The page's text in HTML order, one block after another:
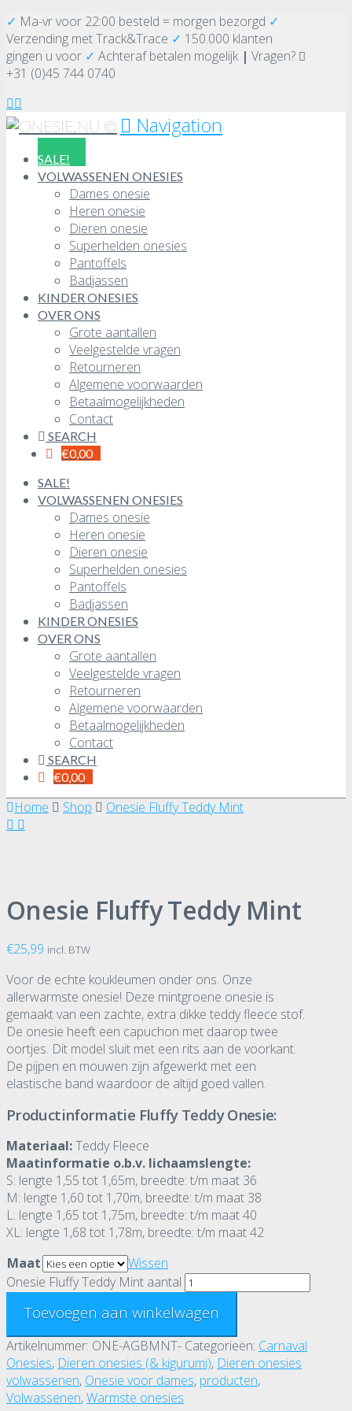
✓ Ma-vr voor 22:00 besteld = morgen bezorgd ✓
Verzending met Track&Trace ✓ 150.000 klanten
gingen u voor ✓ Achteraf betalen mogelijk | Vragen?
+31 (0)45 744 0740
Navigation
SALE!
VOLWASSENEN ONESIES
Dames onesie
Heren onesie
Dieren onesie
Superhelden onesies
Pantoffels
Badjassen
KINDER ONESIES
OVER ONS
Grote aantallen
Veelgestelde vragen
Retourneren
Algemene voorwaarden
Betaalmogelijkheden
Contact
SEARCH
€0,00
SALE!
VOLWASSENEN ONESIES
Dames onesie
Heren onesie
Dieren onesie
Superhelden onesies
Pantoffels
Badjassen
KINDER ONESIES
OVER ONS
Grote aantallen
Veelgestelde vragen
Retourneren
Algemene voorwaarden
Betaalmogelijkheden
Contact
SEARCH
€0,00
Home Shop Onesie Fluffy Teddy Mint
Onesie Fluffy Teddy Mint
€25,99 incl. BTW
Voor de echte koukleumen onder ons. Onze
allerwarmste onesie! Deze mintgroene onesie is
gemaakt van een zachte, extra dikke teddy fleece stof.
De onesie heeft een capuchon met daarop twee
oortjes. Dit model sluit met een rits aan de voorkant.
De pijpen en mouwen zijn afgewerkt met een
elastische band waardoor de altijd goed vallen.
Productinformatie Fluffy Teddy Onesie:
Materiaal:Teddy Fleece
Maatinformatie o.b.v. lichaamslengte:
S: lengte 1,55 tot 1,65m, breedte: t/m maat 36
M: lengte 1,60 tot 1,70m, breedte: t/m maat 38
L: lengte 1,65 tot 1,75m, breedte: t/m maat 40
XL: lengte 1,68 tot 1,78m, breedte: t/m maat 42
Maat
Wissen
Onesie Fluffy Teddy Mint aantal
Toevoegen aan winkelwagen
Artikelnummer: ONE-AGBMNT- Categorieën: Carnaval
Onesies, Dieren onesies (& kigurumi), Dieren onesies
volwassenen, Onesie voor dames, producten,
Volwassenen,Warmste onesies